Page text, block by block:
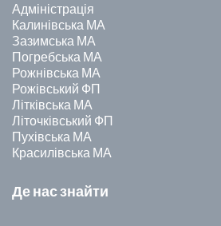
Адміністрація
Калинівська МА
Зазимська МА
Погребська МА
Рожнівська МА
Рожівський ФП
Літківська МА
Літочківський ФП
Пухівська МА
Красилівська МА
Де нас знайти